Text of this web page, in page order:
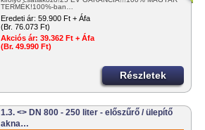
TERMÉK!100%-ban…
Eredeti ár: 59.900 Ft + Áfa
(Br. 76.073 Ft)
Akciós ár: 39.362 Ft + Áfa
(Br. 49.990 Ft)
Részletek
1.3. <> DN 800 - 250 liter - előszűrő / ülepítő
akna…